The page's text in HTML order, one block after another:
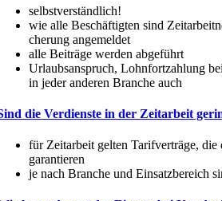
selbst­ver­ständlich!
wie alle Beschäf­tigten sind
cherung angemeldet
alle Beiträge werden abgeführt
Urlaubs­an­spruch, Lohnfort­zahlung
in jeder anderen Branche auch
die Verdienste in der Zeitarbeit
für Zeitarbeit gelten Tarif­ver­träge,
garantieren
je nach Branche und Einsatz­be­reich